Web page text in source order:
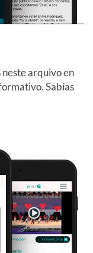
arquivo en
Sabías